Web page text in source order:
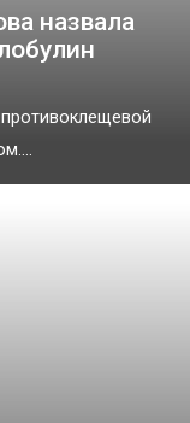
назвала